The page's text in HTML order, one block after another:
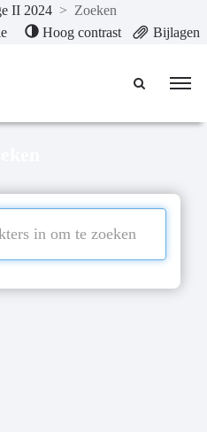
II 2024 > Zoeken
Hoog contrast Bijlagen